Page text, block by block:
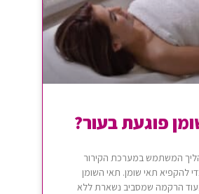
פוגעת בעור?
המשתמש במערכת הקירור
להקפיא תאי שומן. תאי השומן
הרקמה שמסביב נשארת ללא